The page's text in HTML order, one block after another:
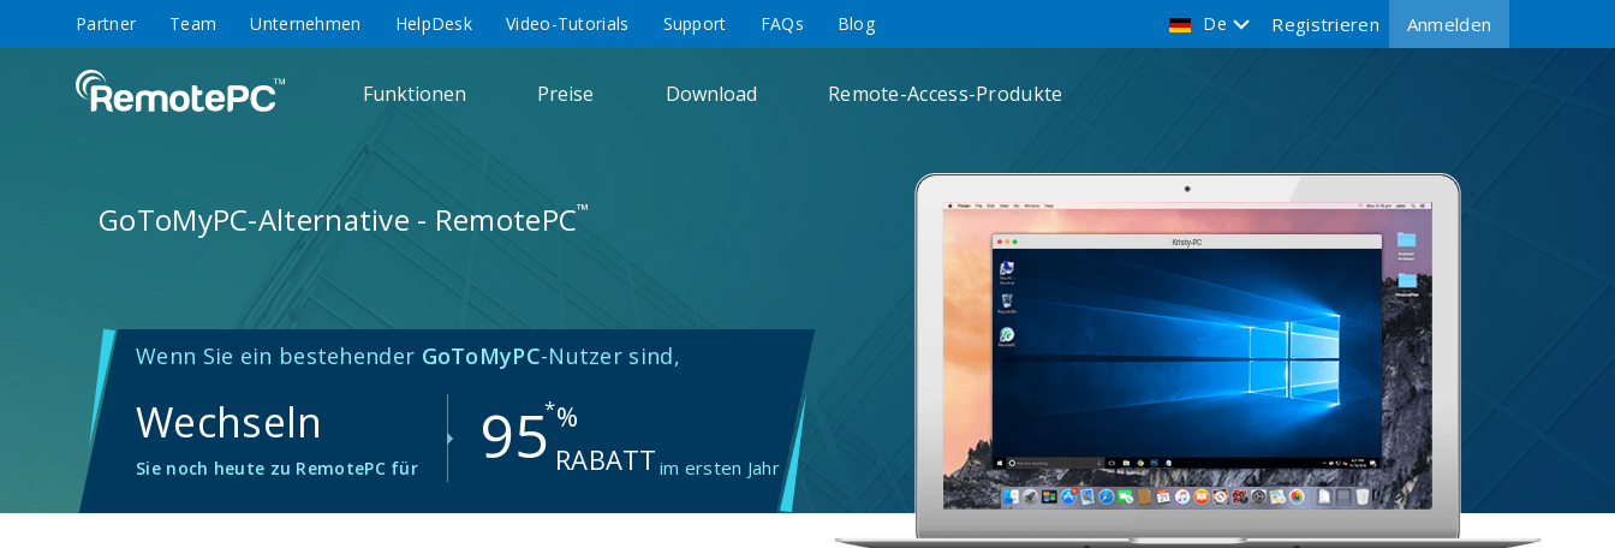
Partner Team Unternehmen HelpDesk Video-Tutorials Support FAQs Blog De Anmelden
Registrieren
Funktionen Preise Download Remote-Access-Produkte
GoToMyPC-Alternative - RemotePC™
Wenn Sie ein bestehender GoToMyPC-Nutzer sind,
Wechseln
Sie noch heute zu RemotePC für 95*%
RABATT im ersten Jahr